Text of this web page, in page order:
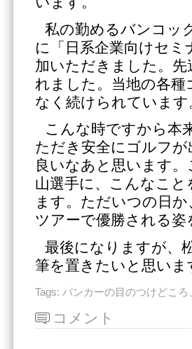
私の勤めるバンコッ
に「日系企業向けセミ
加いただきました。
れました。当地の各
なく続けられています
こんな時ですから本
ただき安全にゴルフ
良いなあと思います
山選手に、こんなこ
ます。ただいつの日
ツアーで優勝される
最後になりますが、
筆を置きたいと思いま
Tags: バンカーの目のつけどころ
コメント